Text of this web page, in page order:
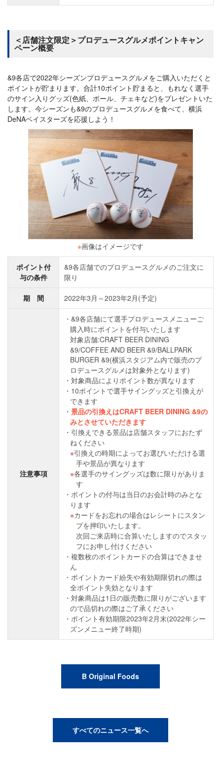
＜店舗注文限定＞プロデュースグルメポイントキャン
ペーン概要
&9各店で2022年シーズンプロデュースグルメをご購入いただくと
ポイントが貯まります。合計10ポイント貯まると、もれなく選手
のサイン入りグッズ(色紙、ボール、チェキなど)をプレゼントいた
します。今シーズンも&9のプロデュースグルメを食べて、横浜
DeNAベイスターズを応援しよう！
※画像はイメージです
ポイント付
与の条件
&9各店舗でのプロデュースグルメのご注文に
限り
期 間 2022年3月～2023年2月(予定)
注意事項
&9各店舗にて選手プロデュースメニューご
購入時にポイントを付与いたします
対象店舗:CRAFT BEER DINING
&9/COFFEE AND BEER &9/BALLPARK
BURGER &9(横浜スタジアム内で販売のプ
ロデュースグルメは対象外となります)
対象商品によりポイント数が異なります
10ポイントで選手サイングッズと引換えが
できます
景品の引換えはCRAFT BEER DINING &9の
みとさせていただきます
引換えできる景品は店舗スタッフにおたず
ねください
引換えの時期によってお選びいただける選
手や景品が異なります
各選手のサイングッズは数に限りがありま
す
ポイントの付与は当日のお会計時のみとな
ります
カードをお忘れの場合はレシートにスタン
プを押印いたします。
次回ご来店時に合算いたしますのでスタッ
フにお申し付けください
複数枚のポイントカードの合算はできませ
ん
ポイントカード紛失や有効期限切れの際は
全ポイント失効となります
対象商品は1日の販売数に限りがございます
ので品切れの際はご了承ください
ポイント有効期限2023年2月末(2022年シー
ズンメニュー終了時期)
B Original Foods
すべてのニュース一覧へ